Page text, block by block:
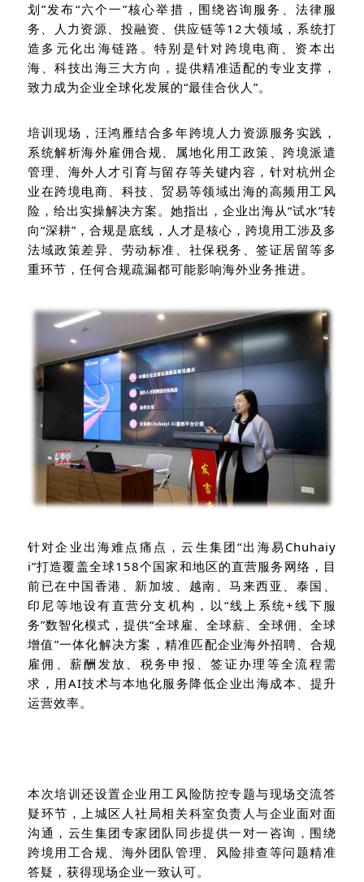
划”发布“六个一”核心举措，围绕咨询服务、法律服
务、人力资源、投融资、供应链等12大领域，系统打
造多元化出海链路。特别是针对跨境电商、资本出
海、科技出海三大方向，提供精准适配的专业支撑，
致力成为企业全球化发展的“最佳合伙人”。
培训现场，汪鸿雁结合多年跨境人力资源服务实践，
系统解析海外雇佣合规、属地化用工政策、跨境派遣
管理、海外人才引育与留存等关键内容，针对杭州企
业在跨境电商、科技、贸易等领域出海的高频用工风
险，给出实操解决方案。她指出，企业出海从“试水”转
向“深耕”，合规是底线，人才是核心，跨境用工涉及多
法域政策差异、劳动标准、社保税务、签证居留等多
重环节，任何合规疏漏都可能影响海外业务推进。
针对企业出海难点痛点，云生集团“出海易Chuhaiy
i”打造覆盖全球158个国家和地区的直营服务网络，目
前已在中国香港、新加坡、越南、马来西亚、泰国、
印尼等地设有直营分支机构，以“线上系统+线下服
务”数智化模式，提供“全球雇、全球薪、全球佣、全球
增值”一体化解决方案，精准匹配企业海外招聘、合规
雇佣、薪酬发放、税务申报、签证办理等全流程需
求，用AI技术与本地化服务降低企业出海成本、提升
运营效率。
本次培训还设置企业用工风险防控专题与现场交流答
疑环节，上城区人社局相关科室负责人与企业面对面
沟通，云生集团专家团队同步提供一对一咨询，围绕
跨境用工合规、海外团队管理、风险排查等问题精准
答疑，获得现场企业一致认可。